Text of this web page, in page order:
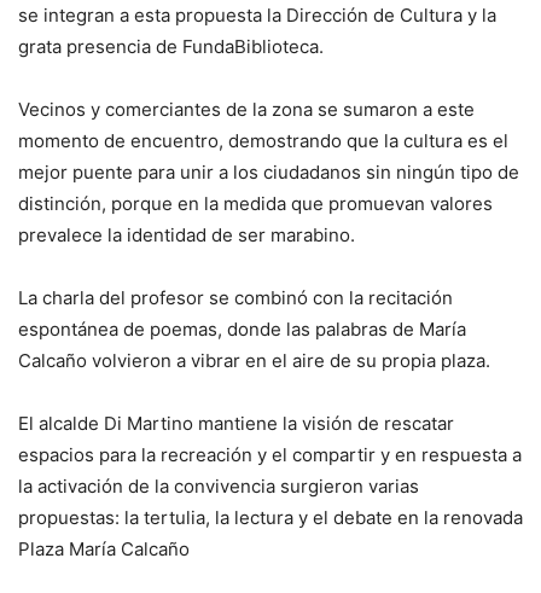
se integran a esta propuesta la Dirección de Cultura y la
grata presencia de FundaBiblioteca.
Vecinos y comerciantes de la zona se sumaron a este
momento de encuentro, demostrando que la cultura es el
mejor puente para unir a los ciudadanos sin ningún tipo de
distinción, porque en la medida que promuevan valores
prevalece la identidad de ser marabino.
La charla del profesor se combinó con la recitación
espontánea de poemas, donde las palabras de María
Calcaño volvieron a vibrar en el aire de su propia plaza.
El alcalde Di Martino mantiene la visión de rescatar
espacios para la recreación y el compartir y en respuesta a
la activación de la convivencia surgieron varias
propuestas: la tertulia, la lectura y el debate en la renovada
Plaza María Calcaño